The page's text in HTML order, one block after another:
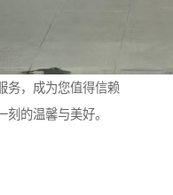
务，成为您值得信赖
的温馨与美好。